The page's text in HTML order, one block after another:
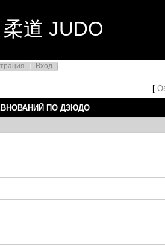
道 JUDO
Вход
[
ПО ДЗЮДО